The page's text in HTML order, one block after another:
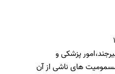
،امور پزشکی و
های ناشی از آن